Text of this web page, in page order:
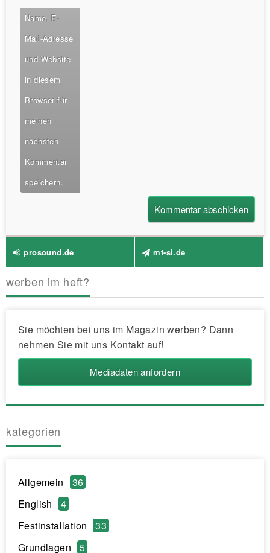
Name, E-
Mail-Adresse
und Website
in diesem
Browser für
meinen
nächsten
Kommentar
speichern.
prosound.de mt-si.de
werben im heft?
Sie möchten bei uns im Magazin werben? Dann
nehmen Sie mit uns Kontakt auf!
Mediadaten anfordern
kategorien
Allgemein
36
English
4
Festinstallation
33
Grundlagen
5